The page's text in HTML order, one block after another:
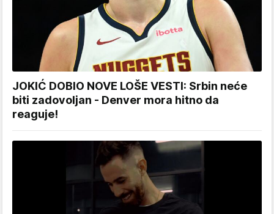
JOKIĆ DOBIO NOVE LOŠE VESTI: Srbin neće
biti zadovoljan - Denver mora hitno da
reaguje!